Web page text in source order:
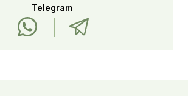
Telegram